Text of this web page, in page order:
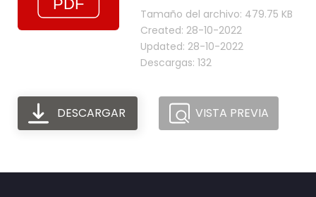
Tamaño del archivo: 479.75 KB
Created: 28-10-2022
Updated: 28-10-2022
Descargas: 132
DESCARGAR VISTA PREVIA